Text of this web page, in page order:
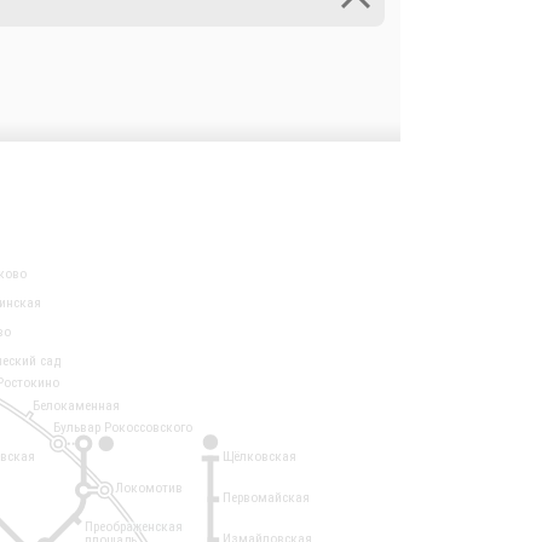
1
Локомотив
сад
Белокаменная
Щёлковская
Первомайская
Измайловская
Бульвар Рокоссовского
Преображенская